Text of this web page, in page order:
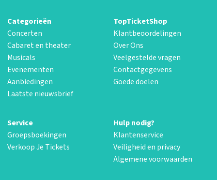
Categorieën
Concerten
Cabaret en theater
Musicals
Evenementen
Aanbiedingen
Laatste nieuwsbrief
TopTicketShop
Klantbeoordelingen
Over Ons
Veelgestelde vragen
Contactgegevens
Goede doelen
Service
Groepsboekingen
Verkoop Je Tickets
Hulp nodig?
Klantenservice
Veiligheid en privacy
Algemene voorwaarden